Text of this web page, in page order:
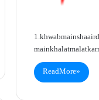
1. khwab main shaair
main khalat malat
Read More »